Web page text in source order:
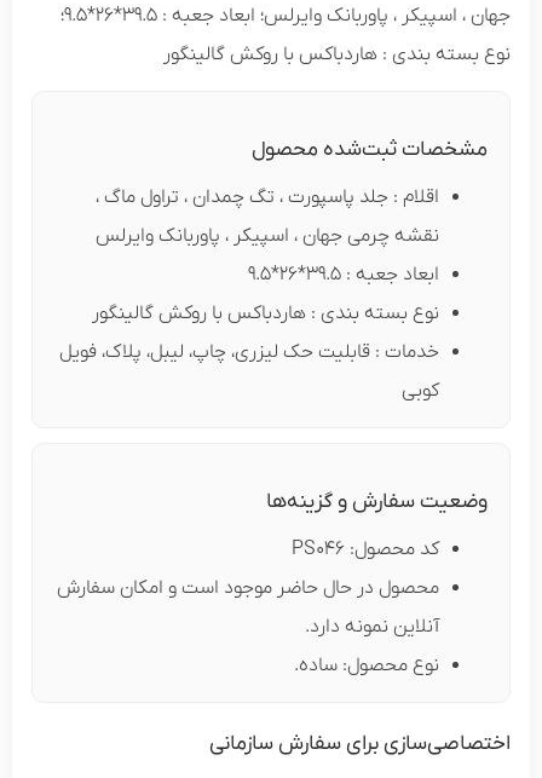
جهان ، اسپیکر ، پاوربانک وایرلس؛ ابعاد جعبه : 39.5*26*9.5؛
نوع بسته بندی : هاردباکس با روکش گالینگور
مشخصات ثبت‌شده محصول
اقلام : جلد پاسپورت ، تگ چمدان ، تراول ماگ ،
نقشه چرمی جهان ، اسپیکر ، پاوربانک وایرلس
ابعاد جعبه : 39.5*26*9.5
نوع بسته بندی : هاردباکس با روکش گالینگور
خدمات : قابلیت حک لیزری، چاپ، لیبل، پلاک، فویل
کوبی
وضعیت سفارش و گزینه‌ها
کد محصول: PS046
محصول در حال حاضر موجود است و امکان سفارش
آنلاین نمونه دارد.
نوع محصول: ساده.
اختصاصی‌سازی برای سفارش سازمانی